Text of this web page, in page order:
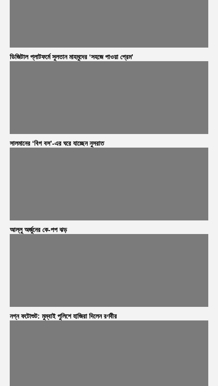
ডিজিটাল প্লাটফর্মে সুলতান মাহমুদের ‘সহজে পাওয়া প্রেম’
সালমানের ‘বিগ বস’-এর ঘরে যাচ্ছেন নুসরাত
আল্লু অর্জুনের কে-পপ ঝড়
নগ্ন ফটোশুট: মুম্বাই পুলিশে হাজিরা দিলেন রণবীর